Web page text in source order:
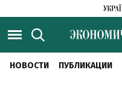
НОВОСТИ ПУБЛИКАЦИИ